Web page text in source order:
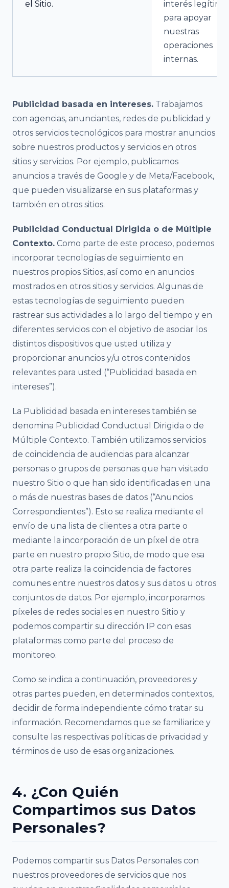
el Sitio.
interés legítimo
para apoyar
nuestras
operaciones
internas.
Publicidad basada en intereses. Trabajamos
con agencias, anunciantes, redes de publicidad y
otros servicios tecnológicos para mostrar anuncios
sobre nuestros productos y servicios en otros
sitios y servicios. Por ejemplo, publicamos
anuncios a través de Google y de Meta/Facebook,
que pueden visualizarse en sus plataformas y
también en otros sitios.
Publicidad Conductual Dirigida o de Múltiple
Contexto. Como parte de este proceso, podemos
incorporar tecnologías de seguimiento en
nuestros propios Sitios, así como en anuncios
mostrados en otros sitios y servicios. Algunas de
estas tecnologías de seguimiento pueden
rastrear sus actividades a lo largo del tiempo y en
diferentes servicios con el objetivo de asociar los
distintos dispositivos que usted utiliza y
proporcionar anuncios y/u otros contenidos
relevantes para usted (“Publicidad basada en
intereses”).
La Publicidad basada en intereses también se
denomina Publicidad Conductual Dirigida o de
Múltiple Contexto. También utilizamos servicios
de coincidencia de audiencias para alcanzar
personas o grupos de personas que han visitado
nuestro Sitio o que han sido identificadas en una
o más de nuestras bases de datos (“Anuncios
Correspondientes”). Esto se realiza mediante el
envío de una lista de clientes a otra parte o
mediante la incorporación de un píxel de otra
parte en nuestro propio Sitio, de modo que esa
otra parte realiza la coincidencia de factores
comunes entre nuestros datos y sus datos u otros
conjuntos de datos. Por ejemplo, incorporamos
píxeles de redes sociales en nuestro Sitio y
podemos compartir su dirección IP con esas
plataformas como parte del proceso de
monitoreo.
Como se indica a continuación, proveedores y
otras partes pueden, en determinados contextos,
decidir de forma independiente cómo tratar su
información. Recomendamos que se familiarice y
consulte las respectivas políticas de privacidad y
términos de uso de esas organizaciones.
4. ¿Con Quién
Compartimos sus Datos
Personales?
Podemos compartir sus Datos Personales con
nuestros proveedores de servicios que nos